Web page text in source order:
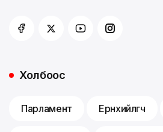
Холбоос
Парламент Ерөнхийлөгч